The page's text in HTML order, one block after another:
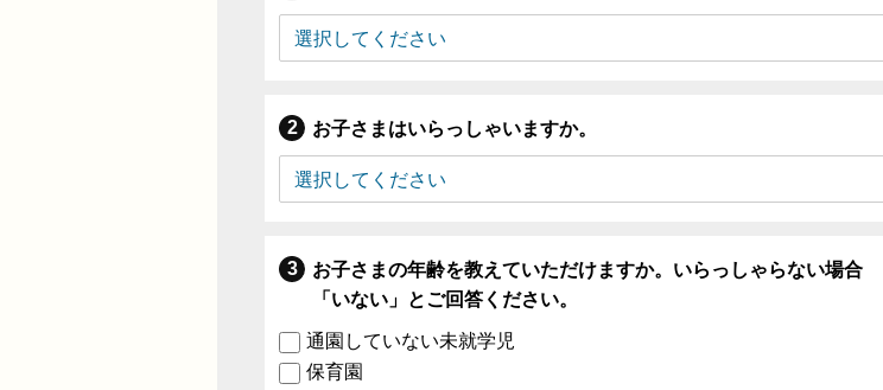
お子さまはいらっしゃいますか。
お子さまの年齢を教えていただけますか。いらっしゃらない場合
「いない」とご回答ください。
通園していない未就学児
保育園